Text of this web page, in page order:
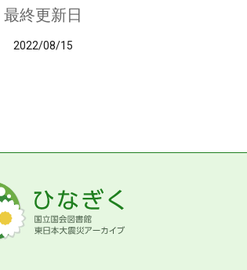
最終更新日
2022/08/15